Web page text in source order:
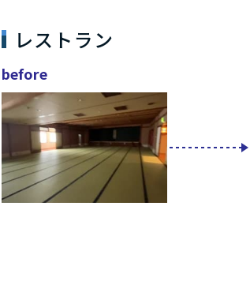
レストラン
before